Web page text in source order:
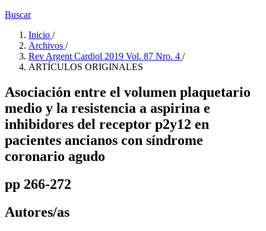
Buscar
Inicio /
Archivos /
Rev Argent Cardiol 2019 Vol. 87 Nro. 4 /
ARTÍCULOS ORIGINALES
Asociación entre el volumen plaquetario
medio y la resistencia a aspirina e
inhibidores del receptor p2y12 en
pacientes ancianos con síndrome
coronario agudo
pp 266-272
Autores/as